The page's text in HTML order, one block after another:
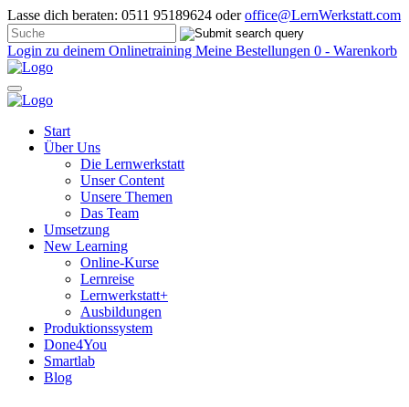
Lasse dich beraten: 0511 95189624 oderoffice@LernWerkstatt.com
Login zu deinem Onlinetraining Meine Bestellungen 0 - Warenkorb
Start
Über Uns
Die Lernwerkstatt
Unser Content
Unsere Themen
Das Team
Umsetzung
New Learning
Online-Kurse
Lernreise
Lernwerkstatt+
Ausbildungen
Produktionssystem
Done4You
Smartlab
Blog